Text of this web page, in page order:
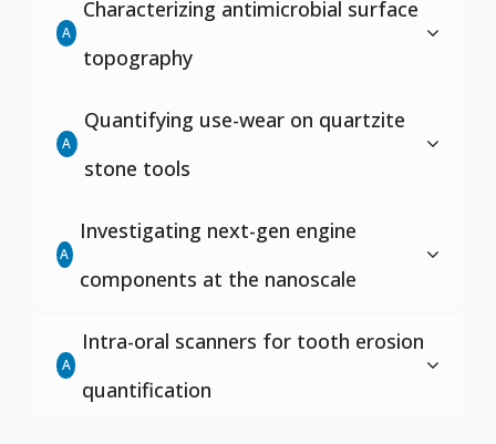
A
Characterizing antimicrobial surface
topography
A
Quantifying use-wear on quartzite
stone tools
A
Investigating next-gen engine
components at the nanoscale
A
Intra-oral scanners for tooth erosion
quantification